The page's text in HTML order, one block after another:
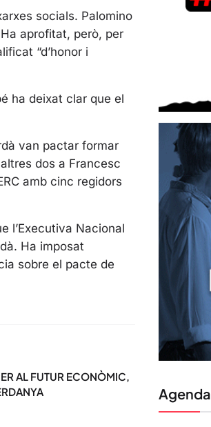
s
u
l
r
n
socials. Palomino
aprofitat, però, per
“d’honor i
ha deixat clar que el
van pactar formar
dos a Francesc
amb cinc regidors
l’Executiva Nacional
Ha imposat
sobre el pacte de
AL FUTUR ECONÒMIC,
Agenda